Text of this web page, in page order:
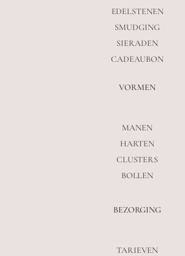
EDELSTENEN
SMUDGING
SIERADEN
CADEAUBON
VORMEN
MANEN
HARTEN
CLUSTERS
BOLLEN
BEZORGING
TARIEVEN